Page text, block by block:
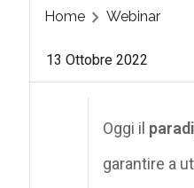
Home Webinar
13 Ottobre 2022
Oggi il
garantire a